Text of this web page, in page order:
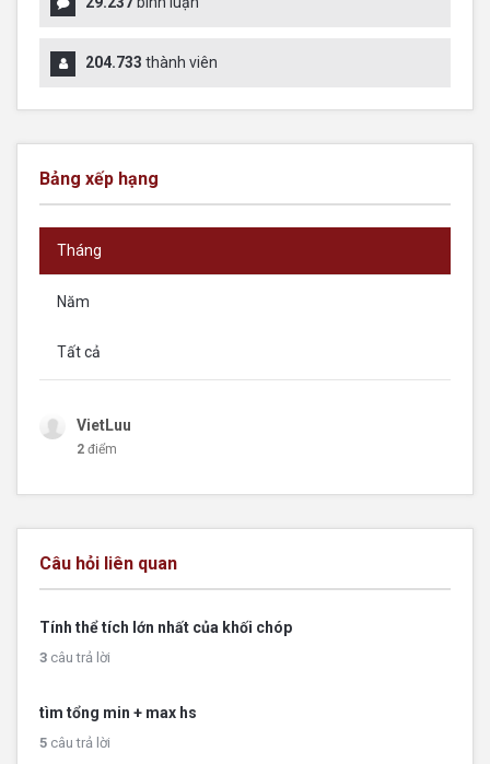
204.733 thành viên
Bảng xếp hạng
Tháng
Năm
Tất cả
VietLuu
2 điểm
Câu hỏi liên quan
Tính thể tích lớn nhất của khối chóp
3 câu trả lời
tìm tổng min + max hs
5 câu trả lời